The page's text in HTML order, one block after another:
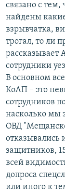
связано с
найдены
взрывчатка,
трогал, то ли
рассказывает
сотрудники
В основном
КоАП – это
сотрудников
насколько мы
ОВД
отказывались
защитников,
всей
допроса
или иного к